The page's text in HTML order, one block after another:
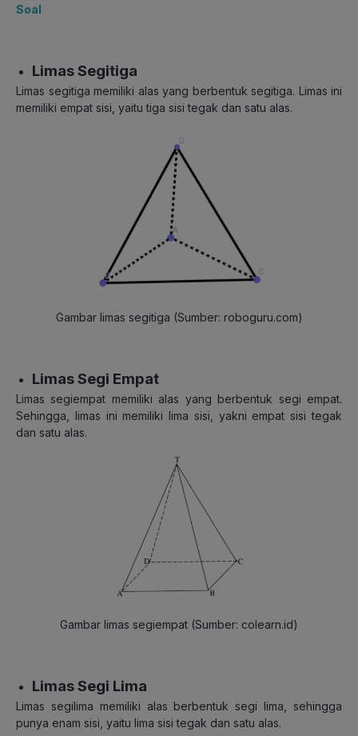
Soal
Limas Segitiga
Limas segitiga memiliki alas yang berbentuk segitiga. Limas ini
memiliki empat sisi, yaitu tiga sisi tegak dan satu alas.
Gambar limas segitiga (Sumber: roboguru.com)
Limas Segi Empat
Limas segiempat memiliki alas yang berbentuk segi empat.
Sehingga, limas ini memiliki lima sisi, yakni empat sisi tegak
dan satu alas.
Gambar limas segiempat (Sumber: colearn.id)
Limas Segi Lima
Limas segilima memiliki alas berbentuk segi lima, sehingga
punya enam sisi, yaitu lima sisi tegak dan satu alas.